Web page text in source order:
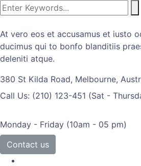
At vero eos et accusamus et iusto
ducimus qui to bonfo blanditiis
deleniti atque.
380 St Kilda Road, Melbourne,
Call Us: (210) 123-451 (Sat -
Monday - Friday (10am - 05 pm)
Contact us